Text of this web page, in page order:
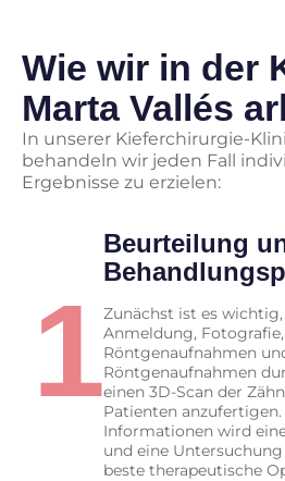
Wie wir in der
Marta Vallés
In unserer Kieferchirurgie-
behandeln wir jeden Fall
Ergebnisse zu erzielen:
1
Beurteilung
Zunächst ist es
Anmeldung,
Röntgenaufnahmen
Röntgenaufnahmen
einen 3D-Scan der
Patienten
Informationen wird
und eine
beste therapeutische